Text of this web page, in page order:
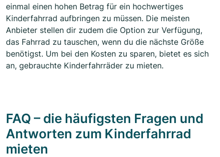
einmal einen hohen Betrag für ein hochwertiges
Kinderfahrrad aufbringen zu müssen. Die meisten
Anbieter stellen dir zudem die Option zur Verfügung,
das Fahrrad zu tauschen, wenn du die nächste Größe
benötigst. Um bei den Kosten zu sparen, bietet es sich
an, gebrauchte Kinderfahrräder zu mieten.
FAQ – die häufigsten Fragen und
Antworten zum Kinderfahrrad
mieten